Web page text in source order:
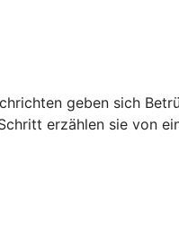
geben sich
erzählen sie von